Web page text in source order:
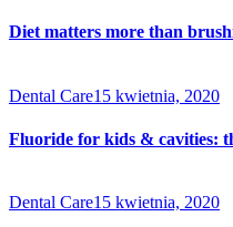
Diet matters more than
Dental Care15 kwietnia, 2020
Fluoride for kids & cavities:
Dental Care15 kwietnia, 2020